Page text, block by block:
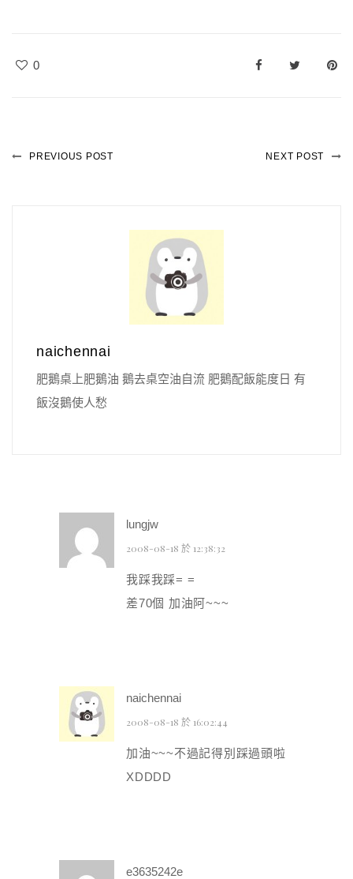
0
PREVIOUS POST NEXT POST
naichennai
肥鵝桌上肥鵝油 鵝去桌空油自流 肥鵝配飯能度日 有
飯沒鵝使人愁
lungjw
2008-08-18 於 12:38:32
我踩我踩= =
差70個 加油阿~~~
naichennai
2008-08-18 於 16:02:44
加油~~~不過記得別踩過頭啦
XDDDD
e3635242e